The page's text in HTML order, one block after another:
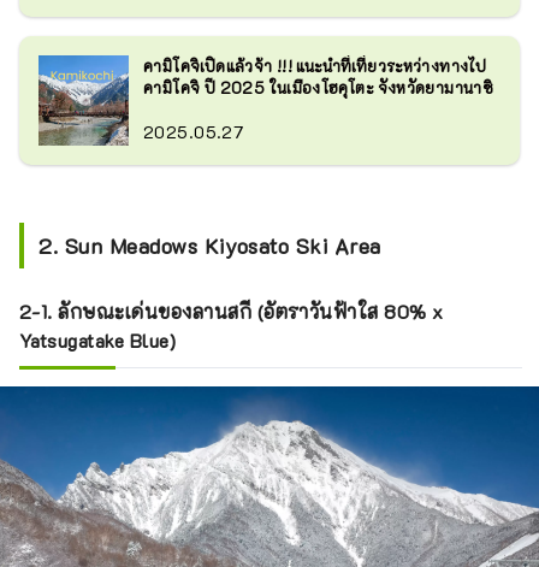
คามิโคจิเปิดแล้วจ้า !!! แนะนำที่เที่ยวระหว่างทางไป
คามิโคจิ ปี 2025 ในเมืองโฮคุโตะ จังหวัดยามานาชิ
2025.05.27
2. Sun Meadows Kiyosato Ski Area
2-1. ลักษณะเด่นของลานสกี (อัตราวันฟ้าใส 80% x
Yatsugatake Blue)